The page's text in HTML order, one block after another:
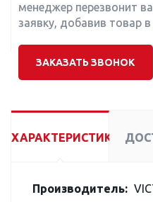
менеджер перезвонит
заявку, добавив товар в
ЗАКАЗАТЬ ЗВОНОК
ХАРАКТЕРИСТИКИ
Производитель: